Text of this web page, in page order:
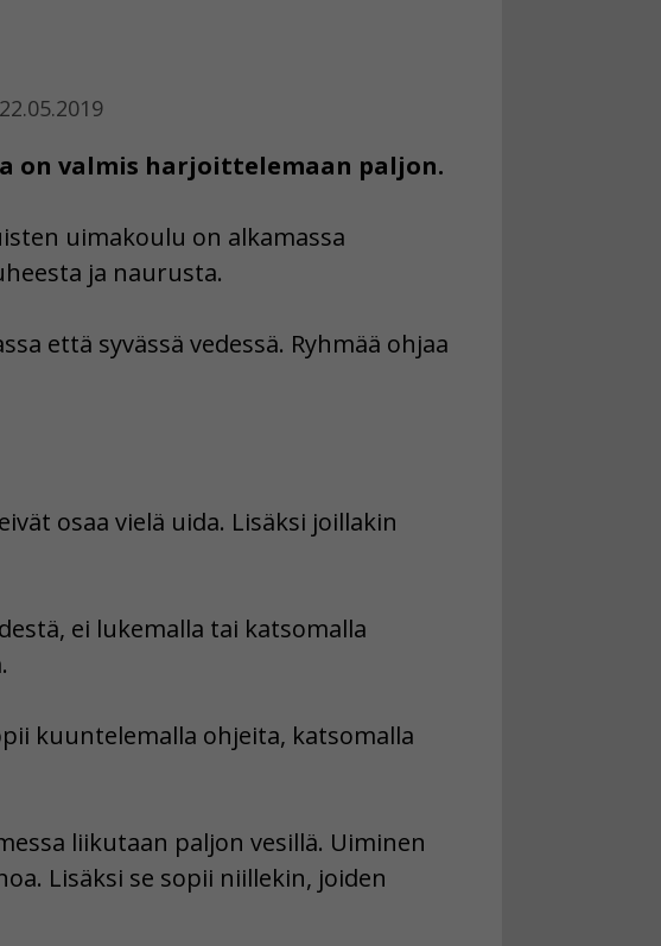
on valmis harjoittelemaan paljon.
uimakoulu on alkamassa
ja naurusta.
että syvässä vedessä. Ryhmää ohjaa
osaa vielä uida. Lisäksi joillakin
ei lukemalla tai katsomalla
kuuntelemalla ohjeita, katsomalla
liikutaan paljon vesillä. Uiminen
Lisäksi se sopii niillekin, joiden